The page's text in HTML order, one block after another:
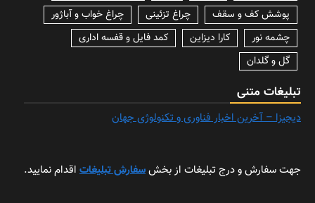
پوشش کف و سقف
چراغ تزئینی
چراغ خواب و آباژور
چشمه نور
کارا دیزاین
کمد فایل و قفسه اداری
گل و گلدان
تبلیغات متنی
دیجیزا – آخرین اخبار فناوری و تکنولوژی جهان
جهت سفارش و درج تبلیغات از بخشسفارش تبلیغات اقدام نمایید.